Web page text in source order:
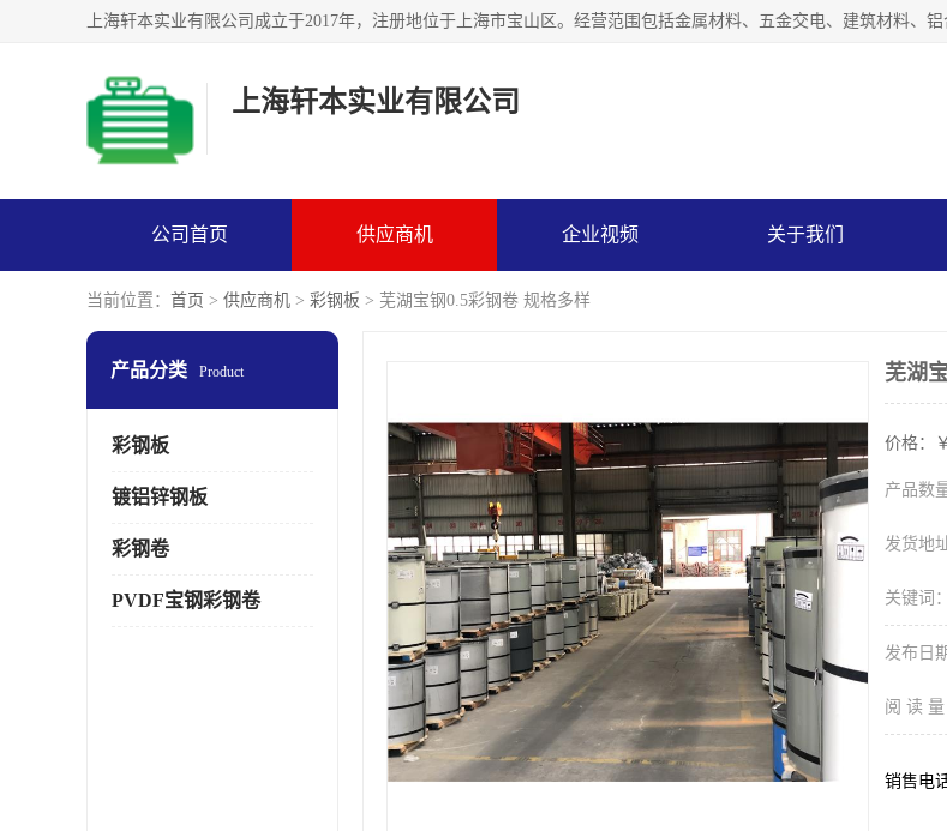
上海轩本实业有限公司
公司首页 供应商机 企业视频 关于我们
当前位置： 首页 > 供应商机 > 彩钢板 > 芜湖宝钢0.5彩钢卷 规格多样
产品分类 Product
彩钢板
镀铝锌钢板
彩钢卷
PVDF宝钢彩钢卷
芜湖
价格：￥
产品数
发货地
关键词：
发布日
阅 读 量
销售电